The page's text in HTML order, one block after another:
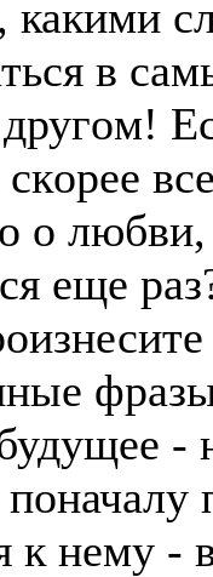
какими
в
ο
еще
-
к нему -